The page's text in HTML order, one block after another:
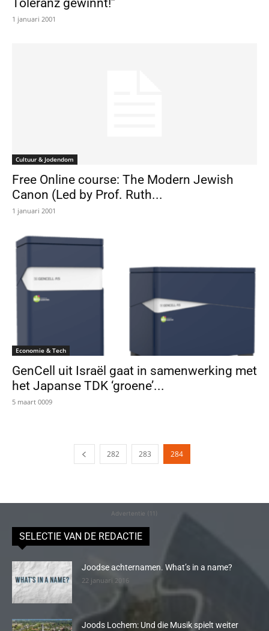
Toleranz gewinnt!”
1 januari 2001
Cultuur & Jodendom
Free Online course: The Modern Jewish
Canon (Led by Prof. Ruth...
1 januari 2001
Economie & Tech
GenCell uit Israël gaat in samenwerking met
het Japanse TDK ‘groene’...
5 maart 0009
282 283 284
Advertentie (11)
SELECTIE VAN DE REDACTIE
Joodse achternamen. What’s in a name?
22 januari 2016
Joods Lochem: Und die Musik spielt weiter